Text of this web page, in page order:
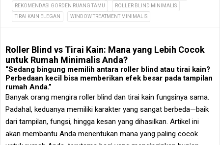
REKOMENDASI GORDEN RUANG TAMU
ROLLER BLIND MINIMALIS
TIRAI KAIN ELEGAN
WINDOW TREATMENT MINIMALIS
Roller Blind vs Tirai Kain: Mana yang Lebih Cocok
untuk Rumah Minimalis Anda?
“Sedang bingung memilih antara roller blind atau tirai kain?
Perbedaan kecil bisa memberikan efek besar pada tampilan
rumah Anda.”
Banyak orang mengira roller blind dan tirai kain fungsinya sama.
Padahal, keduanya memiliki karakter yang sangat berbeda—baik
dari tampilan, fungsi, hingga kesan yang dihasilkan. Artikel ini
akan membantu Anda menentukan mana yang paling cocok